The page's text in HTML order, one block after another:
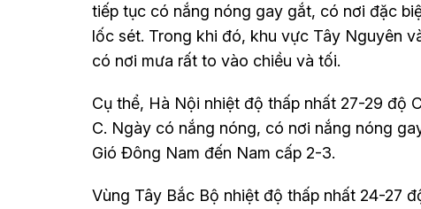
tiếp tục có nắng nóng gay gắt, có nơi đặc
lốc sét. Trong khi đó, khu vực Tây Nguyên
có nơi mưa rất to vào chiều và tối.
Cụ thể, Hà Nội nhiệt độ thấp nhất 27-29 độ
C. Ngày có nắng nóng, có nơi nắng nóng
Gió Đông Nam đến Nam cấp 2-3.
Vùng Tây Bắc Bộ nhiệt độ thấp nhất 24-27